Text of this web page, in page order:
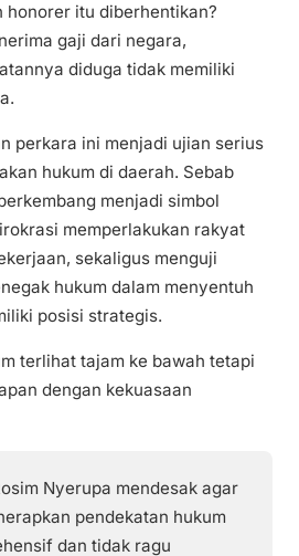
honorer itu diberhentikan?
gaji dari negara,
diduga tidak memiliki
perkara ini menjadi ujian serius
hukum di daerah. Sebab
menjadi simbol
memperlakukan rakyat
sekaligus menguji
hukum dalam menyentuh
posisi strategis.
terlihat tajam ke bawah tetapi
dengan kekuasaan
Nyerupa mendesak agar
pendekatan hukum
dan tidak ragu